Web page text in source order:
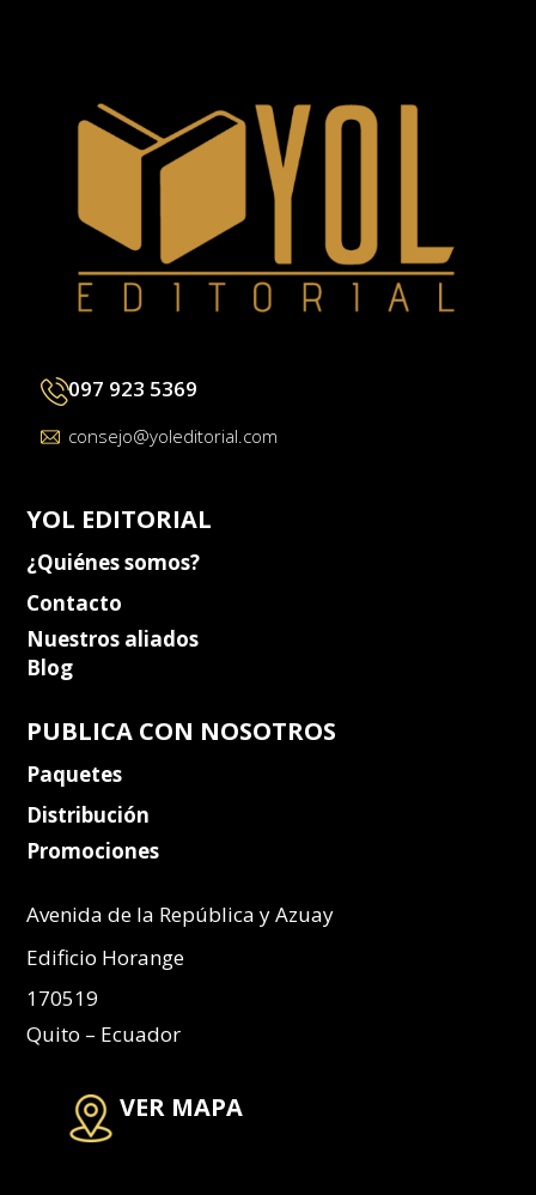
097 923 5369
consejo@yoleditorial.com
YOL EDITORIAL
¿Quiénes somos?
Contacto
Nuestros aliados
Blog
PUBLICA CON NOSOTROS
Paquetes
Distribución
Promociones
Avenida de la República y Azuay
Edificio Horange
170519
Quito – Ecuador
VER MAPA